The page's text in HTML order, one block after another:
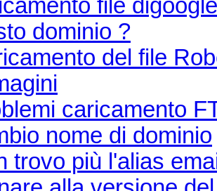
file
dominio ?
del file
caricamento
nome di dominio
trovo più l'alias